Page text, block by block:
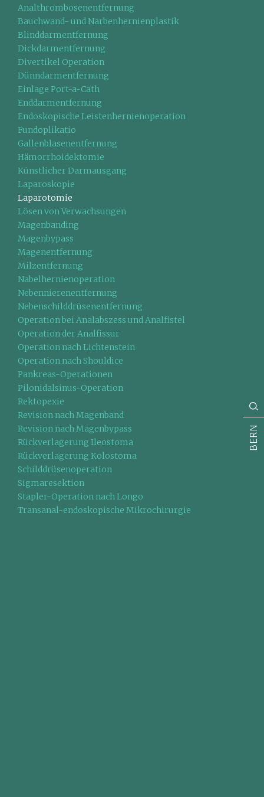
Analthrombosenentfernung
Bauchwand- und Narbenhernienplastik
Blinddarmentfernung
Dickdarmentfernung
Divertikel Operation
Dünndarmentfernung
Einlage Port-a-Cath
Enddarmentfernung
Endoskopische Leistenhernienoperation
Fundoplikatio
Gallenblasenentfernung
Hämorrhoidektomie
Künstlicher Darmausgang
Laparoskopie
Laparotomie
Lösen von Verwachsungen
Magenbanding
Magenbypass
Magenentfernung
Milzentfernung
Nabelhernienoperation
Nebennierenentfernung
Nebenschilddrüsenentfernung
Operation bei Analabszess und Analfistel
Operation der Analfissur
Operation nach Lichtenstein
Operation nach Shouldice
Pankreas-Operationen
Pilonidalsinus-Operation
Rektopexie
Revision nach Magenband
Revision nach Magenbypass
Rückverlagerung Ileostoma
Rückverlagerung Kolostoma
Schilddrüsenoperation
Sigmaresektion
Stapler-Operation nach Longo
Transanal-endoskopische Mikrochirurgie
BERN